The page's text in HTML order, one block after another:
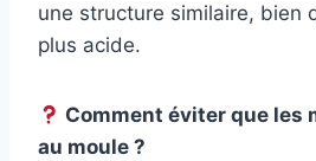
une structure similaire, bien
plus acide.
Comment éviter que les
au moule ?